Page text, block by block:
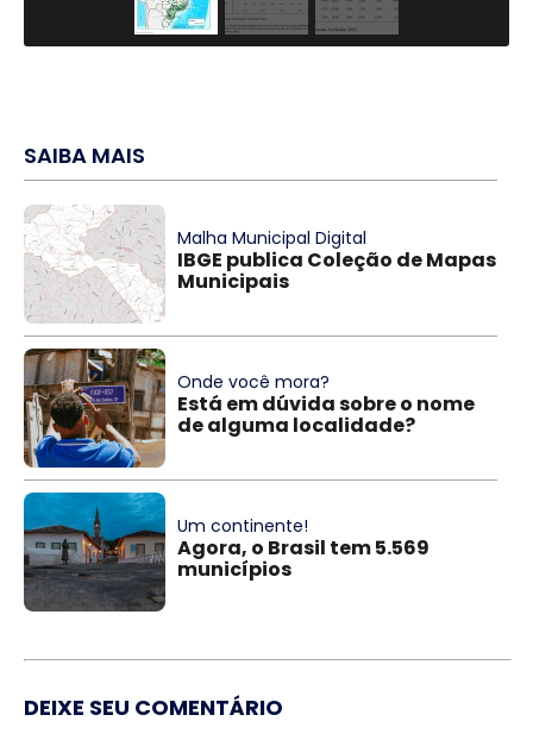
SAIBA MAIS
Malha Municipal Digital
IBGE publica Coleção de Mapas
Municipais
Onde você mora?
Está em dúvida sobre o nome
de alguma localidade?
Um continente!
Agora, o Brasil tem 5.569
municípios
DEIXE SEU COMENTÁRIO